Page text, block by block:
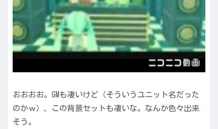
おおおお。GMも凄いけど（そういうユニット名だった
のかｗ）、この背景セットも凄いな。なんか色々出来
そう。